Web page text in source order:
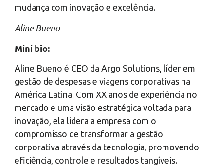
mudança com inovação e excelência.
Aline Bueno
Mini bio:
Aline Bueno é CEO da Argo Solutions, líder em
gestão de despesas e viagens corporativas na
América Latina. Com XX anos de experiência no
mercado e uma visão estratégica voltada para
inovação, ela lidera a empresa com o
compromisso de transformar a gestão
corporativa através da tecnologia, promovendo
eficiência, controle e resultados tangíveis.